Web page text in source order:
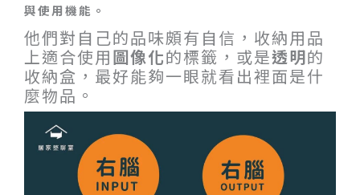
與使用機能。
他們對自己的品味頗有自信，收納用品
上適合使用圖像化的標籤，或是透明的
收納盒，最好能夠一眼就看出裡面是什
麼物品。